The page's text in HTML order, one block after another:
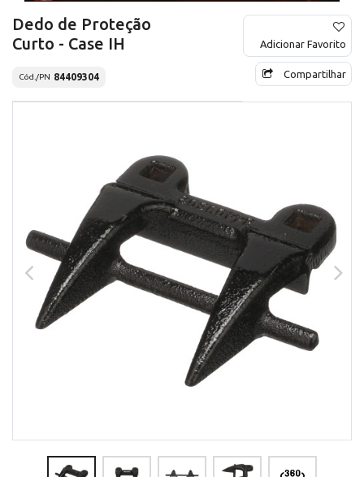
Dedo de Proteção
Curto - Case IH
Cód./PN 84409304
Adicionar Favorito
Compartilhar